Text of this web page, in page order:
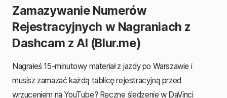
Zamazywanie Numerów
Rejestracyjnych w Nagraniach z
Dashcam z AI (Blur.me)
Nagrałeś 15-minutowy materiał z jazdy po Warszawie i
musisz zamazać każdą tablicę rejestracyjną przed
wrzuceniem na YouTube? Ręczne śledzenie w DaVinci